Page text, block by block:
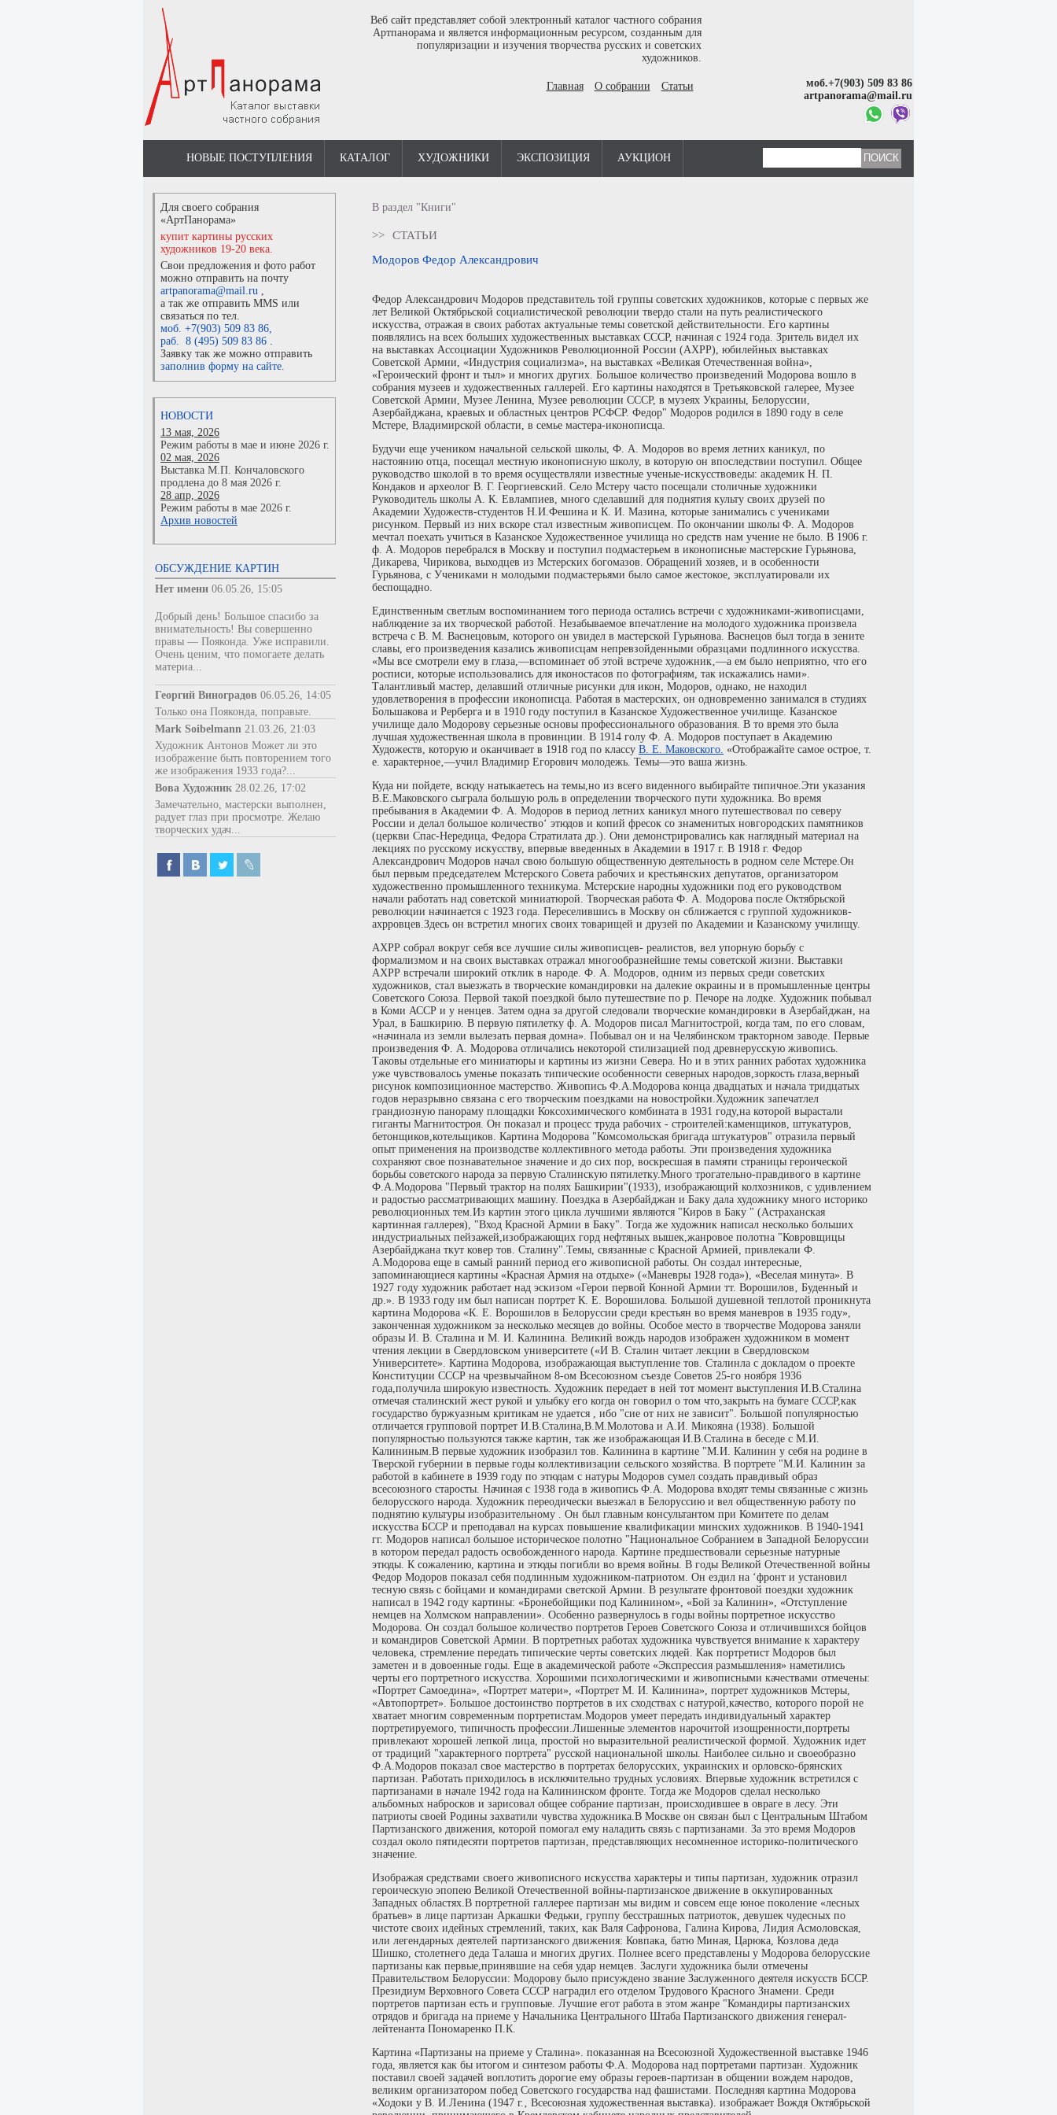
Веб сайт представляет собой электронный каталог частного собрания
Артпанорама и является информационным ресурсом, созданным для
популяризации и изучения творчества русских и советских
художников.
Главная О собрании Статьи
моб.+7(903) 509 83 86
artpanorama@mail.ru
НОВЫЕ ПОСТУПЛЕНИЯ КАТАЛОГ ХУДОЖНИКИ ЭКСПОЗИЦИЯ АУКЦИОН
Для своего собрания
«АртПанорама»
купит картины русских
художников 19-20 века.
Свои предложения и фото работ
можно отправить на почту
artpanorama@mail.ru ,
а так же отправить MMS или
связаться по тел.
моб. +7(903) 509 83 86,
раб. 8 (495) 509 83 86 .
Заявку так же можно отправить
заполнив форму на сайте.
НОВОСТИ
13 мая, 2026
Режим работы в мае и июне 2026 г.
02 мая, 2026
Выставка М.П. Кончаловского
продлена до 8 мая 2026 г.
28 апр, 2026
Режим работы в мае 2026 г.
Архив новостей
ОБСУЖДЕНИЕ КАРТИН
Нет имени 06.05.26, 15:05
Добрый день! Большое спасибо за
внимательность! Вы совершенно
правы — Пояконда. Уже исправили.
Очень ценим, что помогаете делать
материа...
Георгий Виноградов 06.05.26, 14:05
Только она Пояконда, поправьте.
Mark Soibelmann 21.03.26, 21:03
Художник Антонов Может ли это
изображение быть повторением того
же изображения 1933 года?...
Вова Художник 28.02.26, 17:02
Замечательно, мастерски выполнен,
радует глаз при просмотре. Желаю
творческих удач...
В раздел "Книги"
>> СТАТЬИ
Модоров Федор Александрович
Федор Александрович Модоров представитель той группы советских художников, которые с первых же
лет Великой Октябрьской социалистической революции твердо стали на путь реалистического
искусства, отражая в своих работах актуальные темы советской действительности. Его картины
появлялись на всех больших художественных выставках СССР, начиная с 1924 года. Зритель видел их
на выставках Ассоциации Художников Революционной России (АХРР), юбилейных выставках
Советской Армии, «Индустрия социализма», на выставках «Великая Отечественная война»,
«Героический фронт и тыл» и многих других. Большое количество произведений Модорова вошло в
собрания музеев и художественных галлерей. Его картины находятся в Третьяковской галерее, Музее
Советской Армии, Музее Ленина, Музее революции СССР, в музеях Украины, Белоруссии,
Азербайджана, краевых и областных центров РСФСР. Федор" Модоров родился в 1890 году в селе
Мстере, Владимирской области, в семье мастера-иконописца.
Будучи еще учеником начальной сельской школы, Ф. А. Модоров во время летних каникул, по
настоянию отца, посещал местную иконописную школу, в которую он впоследствии поступил. Общее
руководство школой в то время осуществляли известные ученые-искусствоведы: академик Н. П.
Кондаков и археолог В. Г. Георгиевский. Село Мстеру часто посещали столичные художники
Руководитель школы А. К. Евлампиев, много сделавший для поднятия культу своих друзей по
Академии Художеств-студентов Н.И.Фешина и К. И. Мазина, которые занимались с учениками
рисунком. Первый из них вскоре стал известным живописцем. По окончании школы Ф. А. Модоров
мечтал поехать учиться в Казанское Художественное училища но средств нам учение не было. В 1906 г.
ф. А. Модоров перебрался в Москву и поступил подмастерьем в иконописные мастерские Гурьянова,
Дикарева, Чирикова, выходцев из Мстерских богомазов. Обращений хозяев, и в особенности
Гурьянова, с Учениками н молодыми подмастерьями было самое жестокое, эксплуатировали их
беспощадно.
Единственным светлым воспоминанием того периода остались встречи с художниками-живописцами,
наблюдение за их творческой работой. Незабываемое впечатление на молодого художника произвела
встреча с В. М. Васнецовым, которого он увидел в мастерской Гурьянова. Васнецов был тогда в зените
славы, его произведения казались живописцам непревзойденными образцами подлинного искусства.
«Мы все смотрели ему в глаза,—вспоминает об этой встрече художник‚—а ем было неприятно, что его
росписи, которые использовались для иконостасов по фотографиям, так искажались нами».
Талантливый мастер, делавший отличные рисунки для икон, Модоров, однако, не находил
удовлетворения в профессии иконописца. Работая в мастерских, он одновременно занимался в студиях
Большакова и Рерберга и в 1910 году поступил в Казанское Художественное училище. Казанское
училище дало Модорову серьезные основы профессионального образования. В то время это была
лучшая художественная школа в провинции. В 1914 голу Ф. А. Модоров поступает в Академию
Художеств, которую и оканчивает в 1918 год по классу В. Е. Маковского. «Отображайте самое острое, т.
е. характерное‚—учил Владимир Егорович молодежь. Темы—это ваша жизнь.
Куда ни пойдете, всюду натыкаетесь на темы,но из всего виденного выбирайте типичное.Эти указания
В.Е.Маковского сыграла большую роль в определении творческого пути художника. Во время
пребывания в Академии Ф. А. Модоров в период летних каникул много путешествовал по северу
России и делал большое количество‘ этюдов и копий фресок со знаменитых новгородских памятников
(церкви Спас-Нередица, Федора Стратилата др.). Они демонстрировались как наглядный материал на
лекциях по русскому искусству, впервые введенных в Академии в 1917 г. В 1918 г. Федор
Александрович Модоров начал свою большую общественную деятельность в родном селе Мстере.Он
был первым председателем Мстерского Совета рабочих и крестьянских депутатов, организатором
художественно промышленного техникума. Мстерские народны художники под его руководством
начали работать над советской миниатюрой. Творческая работа Ф. А. Модорова после Октябрьской
революции начинается с 1923 года. Переселившись в Москву он сближается с группой художников-
ахрровцев.Здесь он встретил многих своих товарищей и друзей по Академии и Казанскому училищу.
АХРР собрал вокруг себя все лучшие силы живописцев- реалистов, вел упорную борьбу с
формализмом и на своих выставках отражал многообразнейшие темы советской жизни. Выставки
АХРР встречали широкий отклик в народе. Ф. А. Модоров, одним из первых среди советских
художников, стал выезжать в творческие командировки на далекие окраины и в промышленные центры
Советского Союза. Первой такой поездкой было путешествие по р. Печоре на лодке. Художник побывал
в Коми АССР и у ненцев. Затем одна за другой следовали творческие командировки в Азербайджан, на
Урал, в Башкирию. В первую пятилетку ф. А. Модоров писал Магнитострой, когда там, по его словам,
«начинала из земли вылезать первая домна». Побывал он и на Челябинском тракторном заводе. Первые
произведения Ф. А. Модорова отличались некоторой стилизацией под древнерусскую живопись.
Таковы отдельные его миниатюры и картины из жизни Севера. Но и в этих ранних работах художника
уже чувствовалось уменье показать типические особенности северных народов,зоркость глаза,верный
рисунок композиционное мастерство. Живопись Ф.А.Модорова конца двадцатых и начала тридцатых
годов неразрывно связана с его творческим поездками на новостройки.Художник запечатлел
грандиозную панораму площадки Коксохимического комбината в 1931 году,на которой вырастали
гиганты Магнитостроя. Он показал и процесс труда рабочих - строителей:каменщиков, штукатуров,
бетонщиков,котельщиков. Картина Модорова "Комсомольская бригада штукатуров" отразила первый
опыт применения на производстве коллективного метода работы. Эти произведения художника
сохраняют свое познавательное значение и до сих пор, воскресшая в памяти страницы героической
борьбы советского народа за первую Сталинскую пятилетку.Много трогательно-правдивого в картине
Ф.А.Модорова "Первый трактор на полях Башкирии"(1933), изображающий колхозников, с удивлением
и радостью рассматривающих машину. Поездка в Азербайджан и Баку дала художнику много историко
революционных тем.Из картин этого цикла лучшими являются "Киров в Баку " (Астраханская
картинная галлерея), "Вход Красной Армии в Баку". Тогда же художник написал несколько больших
индустриальных пейзажей,изображающих горд нефтяных вышек,жанровое полотна "Ковровщицы
Азербайджана ткут ковер тов. Сталину".Темы, связанные с Красной Армией, привлекали Ф.
А.Модорова еще в самый ранний период его живописной работы. Он создал интересные,
запоминающиеся картины «Красная Армия на отдыхе» («Маневры 1928 года»), «Веселая минута». В
1927 году художник работает над эскизом «Герои первой Конной Армии тт. Ворошилов‚ Буденный и
др.». В 1933 году им был написан портрет К. Е. Ворошилова. Большой душевной теплотой проникнута
картина Модорова «К. Е. Ворошилов в Белоруссии среди крестьян во время маневров в 1935 году»,
законченная художником за несколько месяцев до войны. Особое место в творчестве Модорова заняли
образы И. В. Сталина и М. И. Калинина. Великий вождь народов изображен художником в момент
чтения лекции в Свердловском университете («И В. Сталин читает лекции в Свердловском
Университете». Картина Модорова, изображающая выступление тов. Сталинла с докладом о проекте
Конституции СССР на чрезвычайном 8-ом Всесоюзном съезде Советов 25-го ноября 1936
года,получила широкую известность. Художник передает в ней тот момент выступления И.В.Сталина
отмечая сталинский жест рукой и улыбку его когда он говорил о том что,закрыть на бумаге СССР,как
государство буржуазным критикам не удается , ибо "сие от них не зависит". Большой популярностью
отличается групповой портрет И.В.Сталина,В.М.Молотова и А.И. Микояна (1938). Большой
популярностью пользуются также картин, так же изображающая И.В.Сталина в беседе с М.И.
Калининым.В первые художник изобразил тов. Калинина в картине "М.И. Калинин у себя на родине в
Тверской губернии в первые годы коллективизации сельского хозяйства. В портрете "М.И. Калинин за
работой в кабинете в 1939 году по этюдам с натуры Модоров сумел создать правдивый образ
всесоюзного старосты. Начиная с 1938 года в живопись Ф.А. Модорова входят темы связанные с жизнь
белорусского народа. Художник переодически выезжал в Белоруссию и вел общественную работу по
поднятию культуры изобразительному . Он был главным консультантом при Комитете по делам
искусства БССР и преподавал на курсах повышение квалификации минских художников. В 1940-1941
гг. Модоров написал большое историческое полотно "Национальное Собранием в Западной Белоруссии
в котором передал радость освобожденного народа. Картине предшествовали серьезные натурные
этюды. К сожалению, картина и этюды погибли во время войны. В годы Великой Отечественной войны
Федор Модоров показал себя подлинным художником-патриотом. Он ездил на ‘фронт и установил
тесную связь с бойцами и командирами светской Армии. В результате фронтовой поездки художник
написал в 1942 году картины: «Бронебойщики под Калинином», «Бой за Калинин», «Отступление
немцев на Холмском направлении». Особенно развернулось в годы войны портретное искусство
Модорова. Он создал большое количество портретов Героев Советского Союза и отличившихся бойцов
и командиров Советской Армии. В портретных работах художника чувствуется внимание к характеру
человека, стремление передать типические черты советских людей. Как портретист Модоров был
заметен и в довоенные годы. Еще в академической работе «Экспрессия размышления» наметились
черты его портретного искусства. Хорошими психологическими и живописными качествами отмечены:
«Портрет Самоедина», «Портрет матери», «Портрет М. И. Калинина», портрет художников Мстеры,
«Автопортрет». Большое достоинство портретов в их сходствах с натурой,качество, которого порой не
хватает многим современным портретистам.Модоров умеет передать индивидуальный характер
портретируемого, типичность профессии.Лишенные элементов нарочитой изощренности,портреты
привлекают хорошей лепкой лица, простой но выразительной реалистической формой. Художник идет
от традиций "характерного портрета" русской национальной школы. Наиболее сильно и своеобразно
Ф.А.Модоров показал свое мастерство в портретах белорусских, украинских и орловско-брянских
партизан. Работать приходилось в исключительно трудных условиях. Впервые художник встретился с
партизанами в начале 1942 года на Калининском фронте. Тогда же Модоров сделал несколько
альбомных набросков и зарисовал общее собрание партизан, происходившее в овраге в лесу. Эти
патриоты своей Родины захватили чувства художника.В Москве он связан был с Центральным Штабом
Партизанского движения, которой помогал ему наладить связь с партизанами. За это время Модоров
создал около пятидесяти портретов партизан, представляющих несомненное историко-политического
значение.
Изображая средствами своего живописного искусства характеры и типы партизан, художник отразил
героическую эпопею Великой Отечественной войны-партизанское движение в оккупированных
Западных областях.В портретной галлерее партизан мы видим и совсем еще юное поколение «лесных
братьев» в лице партизан Аркашки Федьки, группу бесстрашных патриоток, девушек чудесных по
чистоте своих идейных стремлений, таких, как Валя Сафронова‚ Галина Кирова, Лидия Асмоловская,
или легендарных деятелей партизанского движения: Ковпака, батю Миная, Царюка, Козлова деда
Шишко, столетнего деда Талаша и многих других. Полнее всего представлены у Модорова белорусские
партизаны как первые,принявшие на себя удар немцев. Заслуги художника были отмечены
Правительством Белоруссии: Модорову было присуждено звание Заслуженного деятеля искусств БССР.
Президиум Верховного Совета СССР наградил его отделом Трудового Красного Знамени. Среди
портретов партизан есть и групповые. Лучшие егот работа в этом жанре "Командиры партизанских
отрядов и бригада на приеме у Начальника Центрального Штаба Партизанского движения генерал-
лейтенанта Пономаренко П.К.
Картина «Партизаны на приеме у Сталина». показанная на Всесоюзной Художественной выставке 1946
года, является как бы итогом и синтезом работы Ф.А. Модорова над портретами партизан. Художник
поставил своей задачей воплотить дорогие ему образы героев-партизан в общении вождем народов,
великим организатором побед Советского государства над фашистами. Последняя картина Модорова
«Ходоки у В. И.Ленина (1947 г.‚ Всесоюзная художественная выставка). изображает Вождя Октябрьской